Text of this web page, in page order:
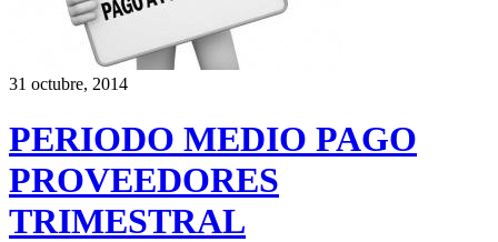
31 octubre, 2014
PERIODO MEDIO PAGO
PROVEEDORES
TRIMESTRAL